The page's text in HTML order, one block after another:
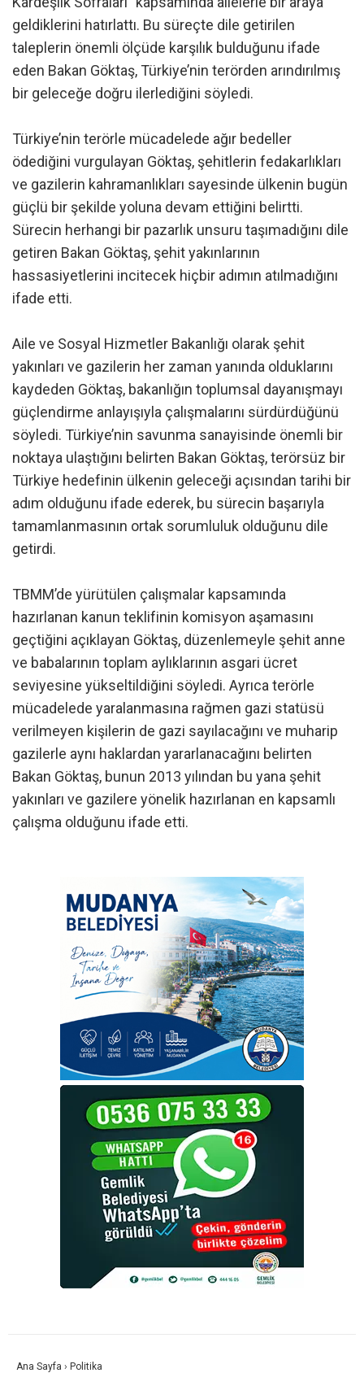
geldiklerini hatırlattı. Bu süreçte dile getirilen
taleplerin önemli ölçüde karşılık bulduğunu ifade
eden Bakan Göktaş, Türkiye’nin terörden arındırılmış
bir geleceğe doğru ilerlediğini söyledi.
Türkiye’nin terörle mücadelede ağır bedeller
ödediğini vurgulayan Göktaş, şehitlerin fedakarlıkları
ve gazilerin kahramanlıkları sayesinde ülkenin bugün
güçlü bir şekilde yoluna devam ettiğini belirtti.
Sürecin herhangi bir pazarlık unsuru taşımadığını dile
getiren Bakan Göktaş, şehit yakınlarının
hassasiyetlerini incitecek hiçbir adımın atılmadığını
ifade etti.
Aile ve Sosyal Hizmetler Bakanlığı olarak şehit
yakınları ve gazilerin her zaman yanında olduklarını
kaydeden Göktaş, bakanlığın toplumsal dayanışmayı
güçlendirme anlayışıyla çalışmalarını sürdürdüğünü
söyledi. Türkiye’nin savunma sanayisinde önemli bir
noktaya ulaştığını belirten Bakan Göktaş, terörsüz bir
Türkiye hedefinin ülkenin geleceği açısından tarihi bir
adım olduğunu ifade ederek, bu sürecin başarıyla
tamamlanmasının ortak sorumluluk olduğunu dile
getirdi.
TBMM’de yürütülen çalışmalar kapsamında
hazırlanan kanun teklifinin komisyon aşamasını
geçtiğini açıklayan Göktaş, düzenlemeyle şehit anne
ve babalarının toplam aylıklarının asgari ücret
seviyesine yükseltildiğini söyledi. Ayrıca terörle
mücadelede yaralanmasına rağmen gazi statüsü
verilmeyen kişilerin de gazi sayılacağını ve muharip
gazilerle aynı haklardan yararlanacağını belirten
Bakan Göktaş, bunun 2013 yılından bu yana şehit
yakınları ve gazilere yönelik hazırlanan en kapsamlı
çalışma olduğunu ifade etti.
Ana Sayfa › Politika